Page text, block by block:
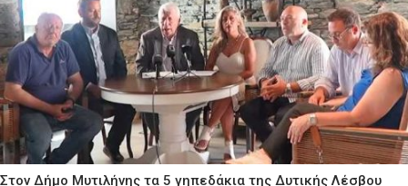
Στον Δήμο Μυτιλήνης τα 5 γηπεδάκια της Δυτικής Λέσβου